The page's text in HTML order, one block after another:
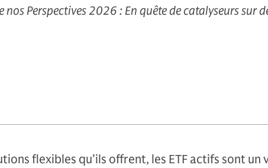
Perspectives 2026 : En quête de catalyseurs sur
flexibles qu’ils offrent, les ETF actifs sont un